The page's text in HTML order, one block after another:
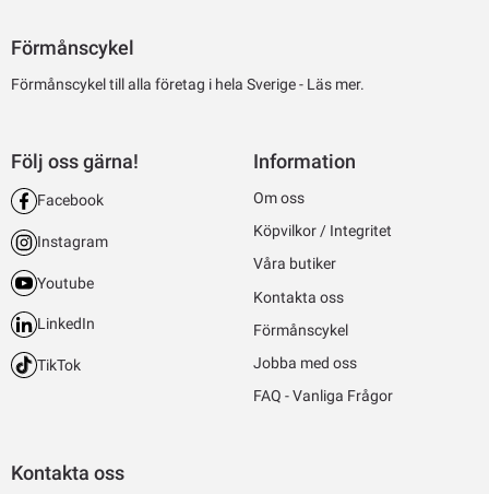
Förmånscykel
Förmånscykel till alla företag i hela Sverige - Läs mer.
Kontakta oss
Följ oss gärna!
Facebook
Instagram
Youtube
LinkedIn
TikTok
Information
Om oss
Köpvilkor / Integritet
Våra butiker
Kontakta oss
Förmånscykel
Jobba med oss
FAQ - Vanliga Frågor